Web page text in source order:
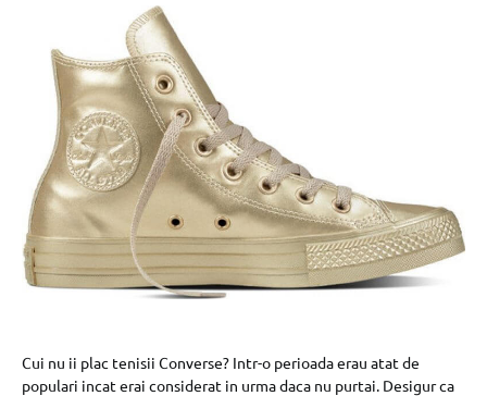
Cui nu ii plac tenisii Converse? Intr-o perioada erau atat de
populari incat erai considerat in urma daca nu purtai. Desigur ca